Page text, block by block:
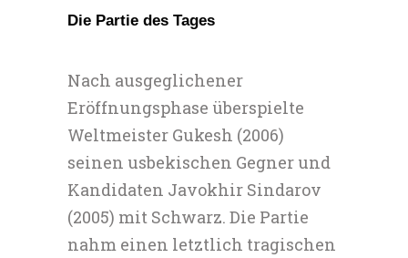
Die Partie des Tages
Nach ausgeglichener
Eröffnungsphase überspielte
Weltmeister Gukesh (2006)
seinen usbekischen Gegner und
Kandidaten Javokhir Sindarov
(2005) mit Schwarz. Die Partie
nahm einen letztlich tragischen